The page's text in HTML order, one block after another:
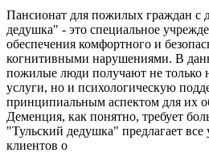
Пансионат для пожилых граждан с
дедушка" - это специальное
обеспечения комфортного и
когнитивными нарушениями. В
пожилые люди получают не только
услуги, но и психологическую
принципиальным аспектом для их
Деменция, как понятно, требует
"Тульский дедушка" предлагает все
клиентов о